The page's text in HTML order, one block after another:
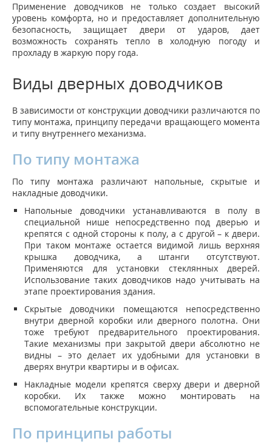
Применение доводчиков не только создает высокий
уровень комфорта, но и предоставляет дополнительную
безопасность, защищает двери от ударов, дает
возможность сохранять тепло в холодную погоду и
прохладу в жаркую пору года.
Виды дверных доводчиков
В зависимости от конструкции доводчики различаются по
типу монтажа, принципу передачи вращающего момента
и типу внутреннего механизма.
По типу монтажа
По типу монтажа различают напольные, скрытые и
накладные доводчики.
Напольные доводчики устанавливаются в полу в
специальной нише непосредственно под дверью и
крепятся с одной стороны к полу, а с другой – к двери.
При таком монтаже остается видимой лишь верхняя
крышка доводчика, а штанги отсутствуют.
Применяются для установки стеклянных дверей.
Использование таких доводчиков надо учитывать на
этапе проектирования здания.
Скрытые доводчики помещаются непосредственно
внутри дверной коробки или дверного полотна. Они
тоже требуют предварительного проектирования.
Такие механизмы при закрытой двери абсолютно не
видны – это делает их удобными для установки в
дверях внутри квартиры и в офисах.
Накладные модели крепятся сверху двери и дверной
коробки. Их также можно монтировать на
вспомогательные конструкции.
По принципы работы